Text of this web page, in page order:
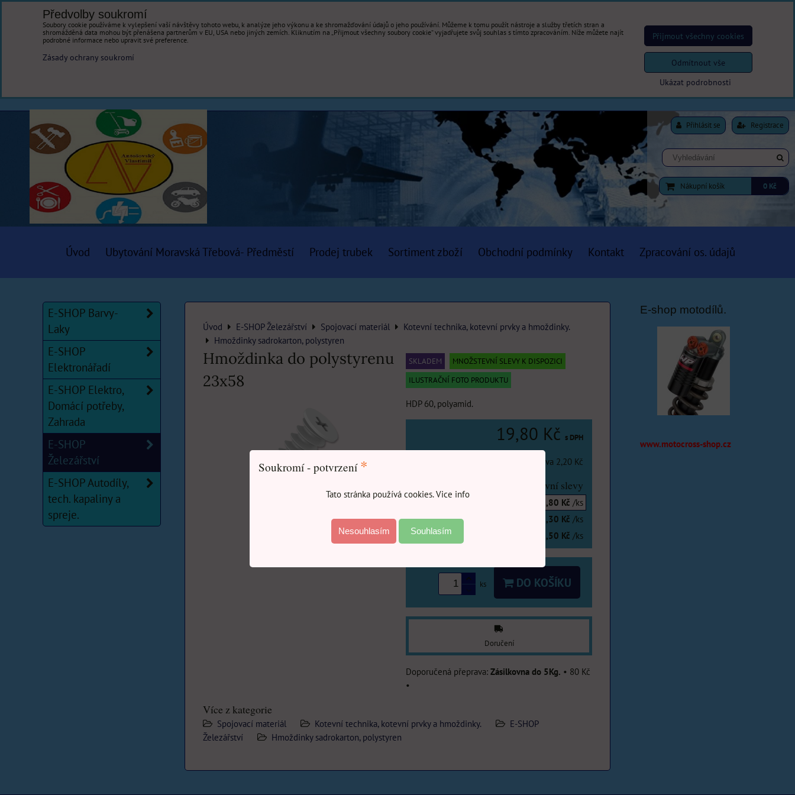
Přihlásit se Registrace
Nákupní košík 0 Kč
Úvod Ubytování Moravská Třebová- Předměstí Prodej trubek Sortiment zboží Obchodní podmínky Kontakt Zpracování os. údajů
Úvod E-SHOP Železářství Spojovací materiál
Kotevní technika, kotevní prvky a hmoždinky.
Hmoždinky sadrokarton, polystyren
Hmoždinka do polystyrenu
23x58
SKLADEM
MNOŽSTEVNÍ SLEVY K DISPOZICI
ILUSTRAČNÍ FOTO PRODUKTU
HDP 60, polyamid.
19,80 Kč s DPH
Sleva 2,20 Kč
Množstevní slevy
19,80 Kč /ks
11-20ks 18,30 Kč /ks
21ksa víc 16,50 Kč /ks
ks DO KOŠÍKU
Doručení
Zásilkovna do 5Kg. • 80 Kč
•
Více z kategorie
Spojovací materiál Kotevní technika, kotevní prvky a hmoždinky.
E-SHOP
Železářství
Hmoždinky sadrokarton, polystyren
E-SHOP Barvy-
Laky
E-SHOP
Elektronářadí
E-SHOP Elektro,
Domácí potřeby,
Zahrada
E-SHOP
Železářství
E-SHOP Autodíly,
tech. kapaliny a
spreje.
E-shop motodílů.
www.motocross-shop.cz
Předvolby soukromí
Soubory cookie používáme k vylepšení vaší návštěvy tohoto webu, k analýze jeho výkonu a ke shromažďování údajů o jeho používání. Můžeme k tomu použít nástroje a služby třetích stran a
shromážděná data mohou být přenášena partnerům v EU, USA nebo jiných zemích. Kliknutím na „Přijmout všechny soubory cookie“ vyjadřujete svůj souhlas s tímto zpracováním. Níže můžete najít
podrobné informace nebo upravit své preference.
Zásady ochrany soukromí
Ukázat podrobnosti
Přijmout všechny cookies
Odmítnout vše
Soukromí - potvrzení *
Tato stránka používá cookies. Vice info
Nesouhlasím Souhlasím